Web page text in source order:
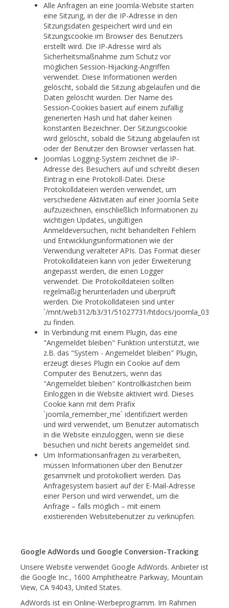
Alle Anfragen an eine Joomla-Website starten
eine Sitzung, in der die IP-Adresse in den
Sitzungsdaten gespeichert wird und ein
Sitzungscookie im Browser des Benutzers
erstellt wird. Die IP-Adresse wird als
Sicherheitsmaßnahme zum Schutz vor
möglichen Session-Hijacking-Angriffen
verwendet. Diese Informationen werden
gelöscht, sobald die Sitzung abgelaufen und die
Daten gelöscht wurden. Der Name des
Session-Cookies basiert auf einem zufällig
generierten Hash und hat daher keinen
konstanten Bezeichner. Der Sitzungscookie
wird gelöscht, sobald die Sitzung abgelaufen ist
oder der Benutzer den Browser verlassen hat.
Joomlas Logging-System zeichnet die IP-
Adresse des Besuchers auf und schreibt diesen
Eintrag in eine Protokoll-Datei. Diese
Protokolldateien werden verwendet, um
verschiedene Aktivitäten auf einer Joomla Seite
aufzuzeichnen, einschließlich Informationen zu
wichtigen Updates, ungültigen
Anmeldeversuchen, nicht behandelten Fehlern
und Entwicklungsinformationen wie der
Verwendung veralteter APIs. Das Format dieser
Protokolldateien kann von jeder Erweiterung
angepasst werden, die einen Logger
verwendet. Die Protokolldateien sollten
regelmäßig herunterladen und überprüft
werden. Die Protokolldateien sind unter
`/mnt/web312/b3/31/51027731/htdocs/joomla_03/
zu finden.
In Verbindung mit einem Plugin, das eine
"Angemeldet bleiben" Funktion unterstützt, wie
z.B. das "System - Angemeldet bleiben" Plugin,
erzeugt dieses Plugin ein Cookie auf dem
Computer des Benutzers, wenn das
"Angemeldet bleiben" Kontrollkästchen beim
Einloggen in die Website aktiviert wird. Dieses
Cookie kann mit dem Präfix
`joomla_remember_me` identifiziert werden
und wird verwendet, um Benutzer automatisch
in die Website einzuloggen, wenn sie diese
besuchen und nicht bereits angemeldet sind.
Um Informationsanfragen zu verarbeiten,
müssen Informationen über den Benutzer
gesammelt und protokolliert werden. Das
Anfragesystem basiert auf der E-Mail-Adresse
einer Person und wird verwendet, um die
Anfrage – falls möglich – mit einem
existierenden Websitebenutzer zu verknüpfen.
Google AdWords und Google Conversion-Tracking
Unsere Website verwendet Google AdWords. Anbieter ist
die Google Inc., 1600 Amphitheatre Parkway, Mountain
View, CA 94043, United States.
AdWords ist ein Online-Werbeprogramm. Im Rahmen